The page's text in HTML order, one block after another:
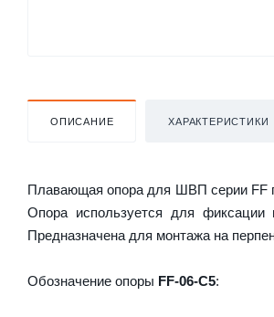
ОПИСАНИЕ ХАРАКТЕРИСТИКИ
Плавающая опора для ШВП серии FF
Опора используется для фиксации
Предназначена для монтажа на
Обозначение опоры FF-06-C5: